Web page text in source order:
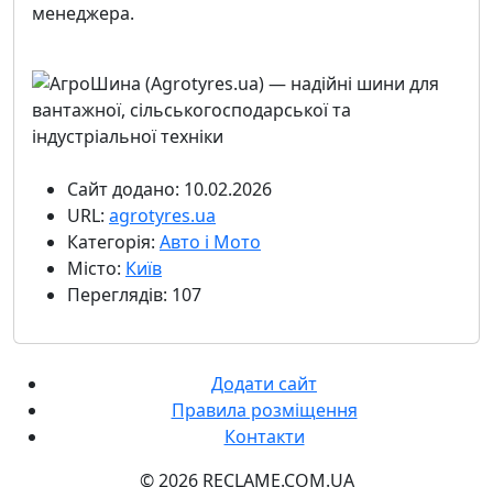
менеджера.
Сайт додано: 10.02.2026
URL: agrotyres.ua
Категорія: Авто і Мото
Місто: Київ
Переглядів: 107
Додати сайт
Правила розміщення
Контакти
© 2026 RECLAME.COM.UA